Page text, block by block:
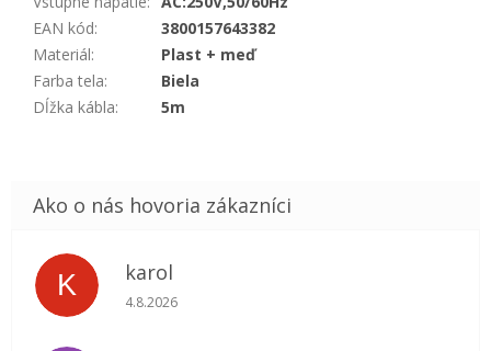
EAN kód:
3800157643382
Materiál:
Plast + meď
Farba tela:
Biela
Dĺžka kábla: 5m
K karol
Hodnotenie obchodu je 5 z 5 hviezdičiek.
4.8.2026